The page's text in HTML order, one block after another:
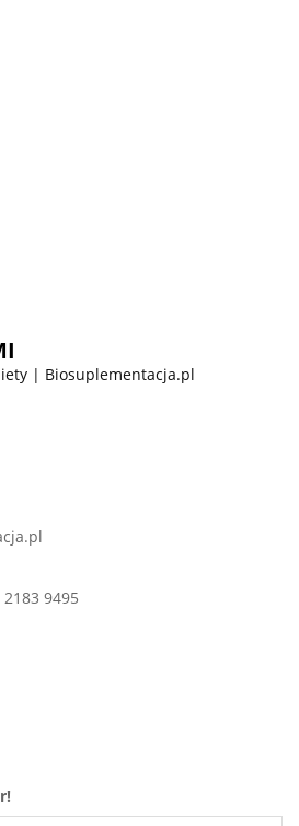
| Biosuplementacja.pl
9495